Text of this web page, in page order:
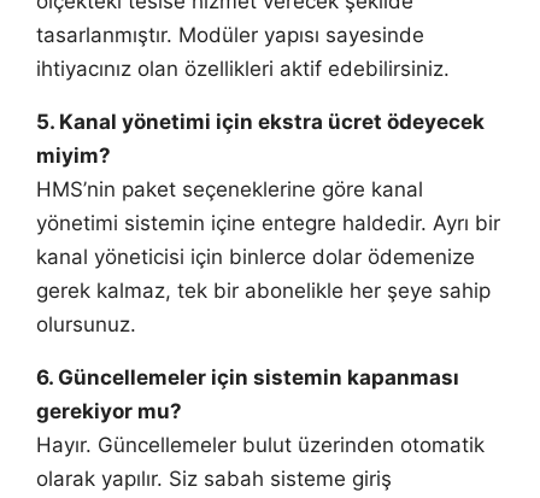
tasarlanmıştır. Modüler yapısı sayesinde
ihtiyacınız olan özellikleri aktif edebilirsiniz.
5. Kanal yönetimi için ekstra ücret ödeyecek
miyim?
HMS’nin paket seçeneklerine göre kanal
yönetimi sistemin içine entegre haldedir. Ayrı bir
kanal yöneticisi için binlerce dolar ödemenize
gerek kalmaz, tek bir abonelikle her şeye sahip
olursunuz.
6. Güncellemeler için sistemin kapanması
gerekiyor mu?
Hayır. Güncellemeler bulut üzerinden otomatik
olarak yapılır. Siz sabah sisteme giriş